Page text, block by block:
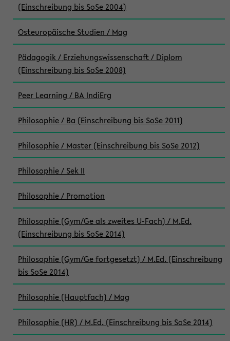
(Einschreibung bis SoSe 2004)
Osteuropäische Studien / Mag
Pädagogik / Erziehungswissenschaft / Diplom
(Einschreibung bis SoSe 2008)
Peer Learning / BA IndiErg
Philosophie / Ba (Einschreibung bis SoSe 2011)
Philosophie / Master (Einschreibung bis SoSe 2012)
Philosophie / Sek II
Philosophie / Promotion
Philosophie (Gym/Ge als zweites U-Fach) / M.Ed.
(Einschreibung bis SoSe 2014)
Philosophie (Gym/Ge fortgesetzt) / M.Ed. (Einschreibung
bis SoSe 2014)
Philosophie (Hauptfach) / Mag
Philosophie (HR) / M.Ed. (Einschreibung bis SoSe 2014)